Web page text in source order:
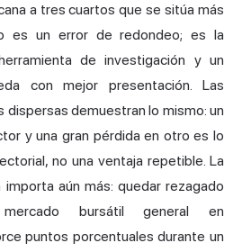
a tres cuartos que se sitúa más
es un error de redondeo; es la
de investigación y un
con mejor presentación. Las
dispersas demuestran lo mismo: un
y una gran pérdida en otro es lo
no una ventaja repetible. La
aún más: quedar rezagado
bursátil general en
puntos porcentuales durante un